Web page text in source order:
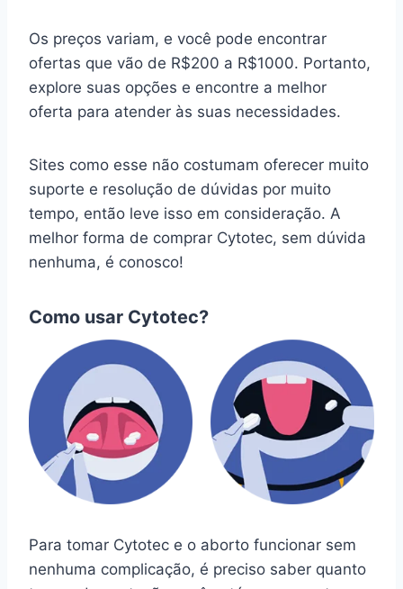
Os preços variam, e você pode encontrar
ofertas que vão de R$200 a R$1000. Portanto,
explore suas opções e encontre a melhor
oferta para atender às suas necessidades.
Sites como esse não costumam oferecer muito
suporte e resolução de dúvidas por muito
tempo, então leve isso em consideração. A
melhor forma de comprar Cytotec, sem dúvida
nenhuma, é conosco!
Como usar Cytotec?
Para tomar Cytotec e o aborto funcionar sem
nenhuma complicação, é preciso saber quanto